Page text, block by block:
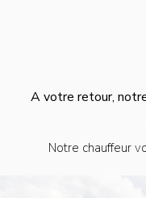
A votre retour,
Notre chauffeur